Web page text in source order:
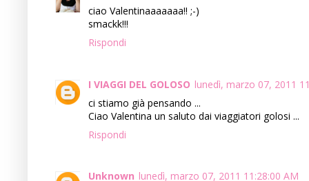
ciao Valentinaaaaaaa!! ;-)
smackk!!!
Rispondi
I VIAGGI DEL GOLOSO lunedì, marzo 07, 2011
ci stiamo già pensando ...
Ciao Valentina un saluto dai viaggiatori golosi ...
Rispondi
Unknown lunedì, marzo 07, 2011 11:28:00 AM